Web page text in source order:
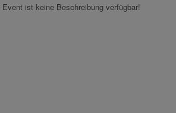
Event ist keine Beschreibung verfügbar!